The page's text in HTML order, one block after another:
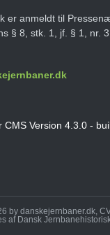
er anmeldt til
§ 8, stk. 1, jf. § 1, nr. 3.
CMS Version 4.3.0 -
by danskejernbaner.dk,
af Dansk